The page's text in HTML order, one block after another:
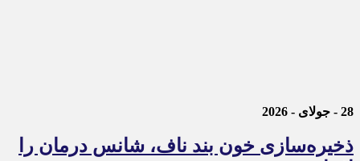
28 - جولای - 2026
ذخیره‌سازی خون بند ناف، شانس درمان را